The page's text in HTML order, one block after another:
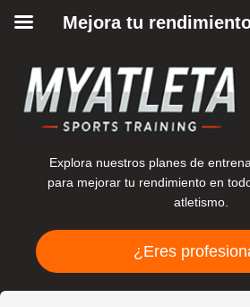
Explora nuestros planes de
para mejorar tu rendimiento en
atletismo.
¿Eres
Mejora tu